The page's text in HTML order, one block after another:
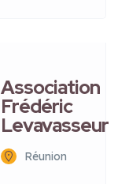
Association
Frédéric
Levavasseur
Réunion